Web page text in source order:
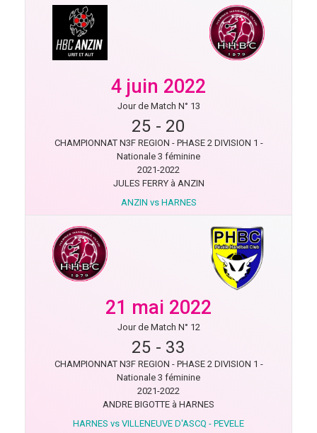
4 juin 2022
Jour de Match N° 13
25 - 20
CHAMPIONNAT N3F REGION - PHASE 2 DIVISION 1 -
Nationale 3 féminine
2021-2022
JULES FERRY à ANZIN
ANZIN vs HARNES
21 mai 2022
Jour de Match N° 12
25 - 33
CHAMPIONNAT N3F REGION - PHASE 2 DIVISION 1 -
Nationale 3 féminine
2021-2022
ANDRE BIGOTTE à HARNES
HARNES vs VILLENEUVE D'ASCQ - PEVELE